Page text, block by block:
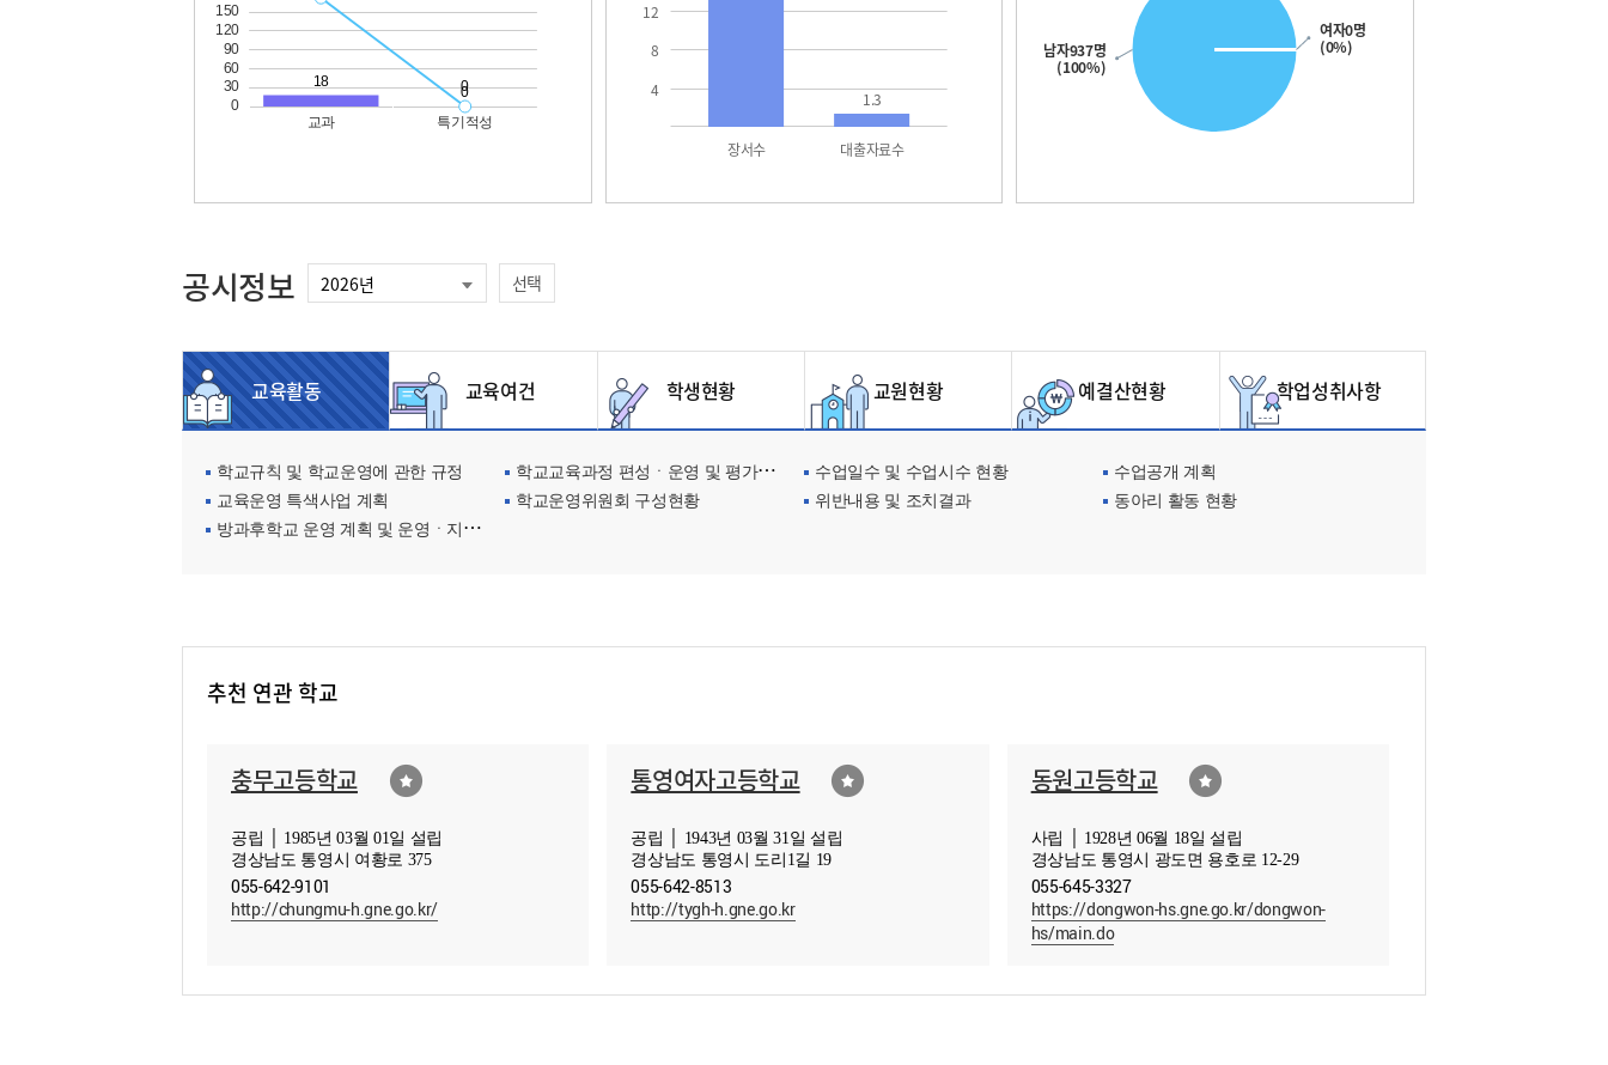
4
8
12
장서수 대출자료수
1.3
남자937명
(100%)
여자0명
(0%)
공시정보 선택
교육활동 교육여건 학생현황 교원현황 예결산현황 학업성취사항
학교규칙 및 학교운영에 관한 규정 학교교육과정 편성ㆍ운영 및 평가에 관한 사항 수업일수 및 수업시수 현황
수업공개 계획
교육운영 특색사업 계획
학교운영위원회 구성현황 위반내용 및 조치결과
동아리 활동 현황
방과후학교 운영 계획 및 운영ㆍ지원현황
추천 연관 학교
충무고등학교
공립 │ 1985년 03월 01일 설립
경상남도 통영시 여황로 375
055-642-9101
http://chungmu-h.gne.go.kr/
통영여자고등학교
공립 │ 1943년 03월 31일 설립
경상남도 통영시 도리1길 19
055-642-8513
http://tygh-h.gne.go.kr
동원고등학교
사립 │ 1928년 06월 18일 설립
경상남도 통영시 광도면 용호로 12-29
055-645-3327
https://dongwon-hs.gne.go.kr/dongwon-
hs/main.do